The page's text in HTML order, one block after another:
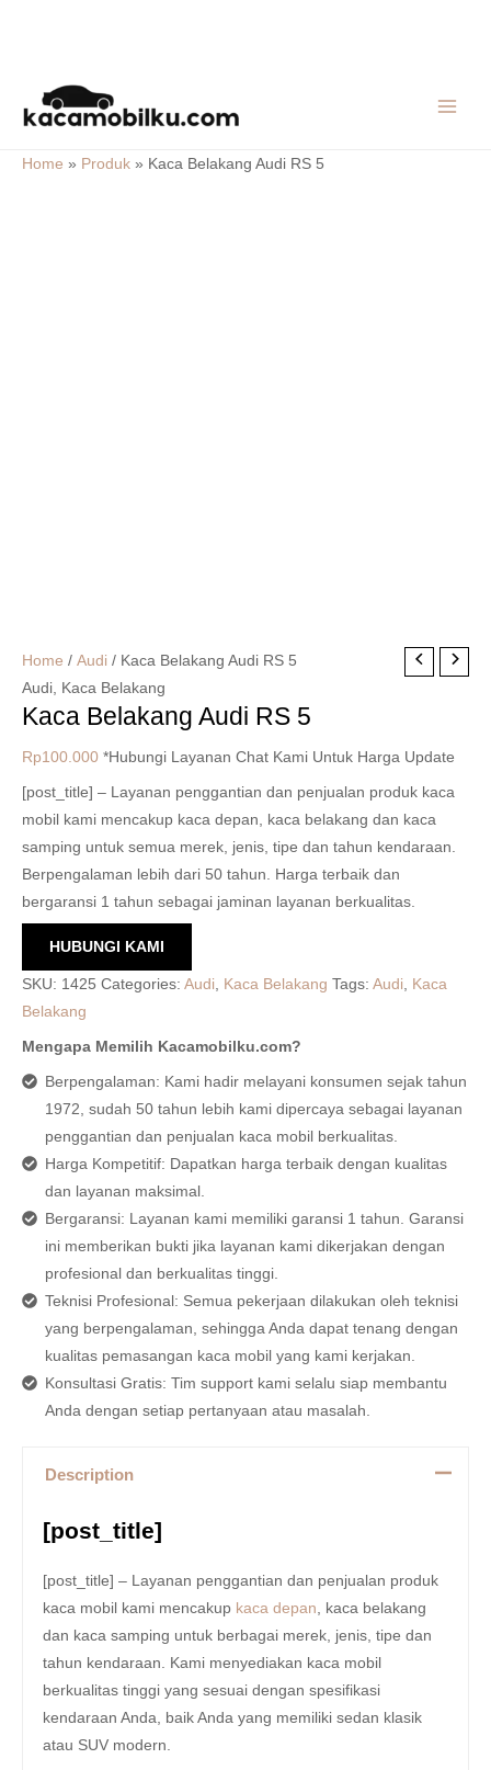
content
Home » Produk » Kaca Belakang Audi RS 5
Home / Audi / Kaca Belakang Audi RS 5
Audi, Kaca Belakang
Kaca Belakang Audi RS 5
Rp100.000 *Hubungi Layanan Chat Kami Untuk Harga Update
[post_title] – Layanan penggantian dan penjualan produk kaca
mobil kami mencakup kaca depan, kaca belakang dan kaca
samping untuk semua merek, jenis, tipe dan tahun kendaraan.
Berpengalaman lebih dari 50 tahun. Harga terbaik dan
bergaransi 1 tahun sebagai jaminan layanan berkualitas.
HUBUNGI KAMI
SKU: 1425 Categories: Audi, Kaca Belakang Tags: Audi, Kaca
Belakang
Mengapa Memilih Kacamobilku.com?
Berpengalaman: Kami hadir melayani konsumen sejak tahun
1972, sudah 50 tahun lebih kami dipercaya sebagai layanan
penggantian dan penjualan kaca mobil berkualitas.
Harga Kompetitif: Dapatkan harga terbaik dengan kualitas
dan layanan maksimal.
Bergaransi: Layanan kami memiliki garansi 1 tahun. Garansi
ini memberikan bukti jika layanan kami dikerjakan dengan
profesional dan berkualitas tinggi.
Teknisi Profesional: Semua pekerjaan dilakukan oleh teknisi
yang berpengalaman, sehingga Anda dapat tenang dengan
kualitas pemasangan kaca mobil yang kami kerjakan.
Konsultasi Gratis: Tim support kami selalu siap membantu
Anda dengan setiap pertanyaan atau masalah.
Description
[post_title]
[post_title] – Layanan penggantian dan penjualan produk
kaca mobil kami mencakup kaca depan , kaca belakang
dan kaca samping untuk berbagai merek, jenis, tipe dan
tahun kendaraan. Kami menyediakan kaca mobil
berkualitas tinggi yang sesuai dengan spesifikasi
kendaraan Anda, baik Anda yang memiliki sedan klasik
atau SUV modern.